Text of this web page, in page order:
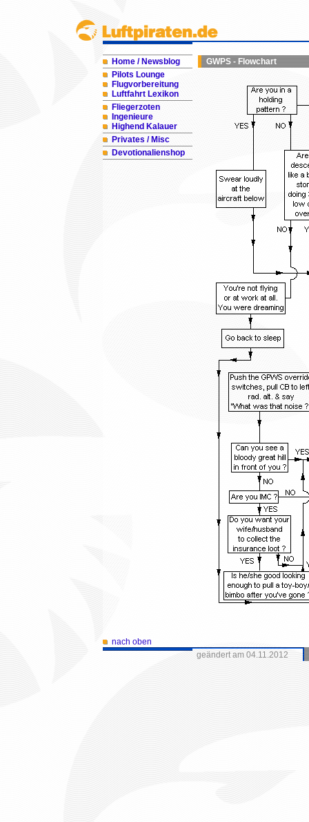
Home / Newsblog
Pilots Lounge
Flugvorbereitung
Luftfahrt Lexikon
Fliegerzoten
Ingenieure
Highend Kalauer
Privates / Misc
Devotionalienshop
GWPS - Flowchart
nach oben
geändert am 04.11.2012